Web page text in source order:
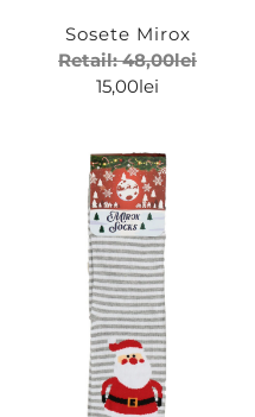
Sosete Mirox
Retail:48,00lei
15,00lei